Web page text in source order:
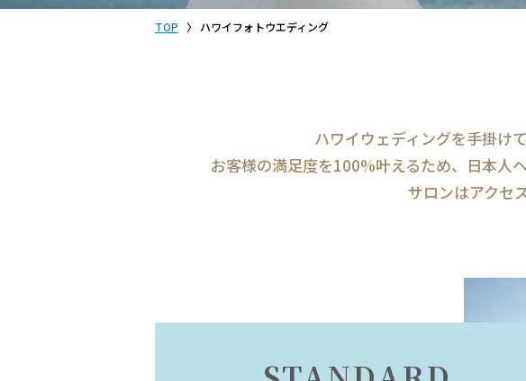
TOP ハワイフォトウエディング
ハワイウェディングを手掛け
お客様の満足度を100%叶えるため、日本人
サロンはアクセ